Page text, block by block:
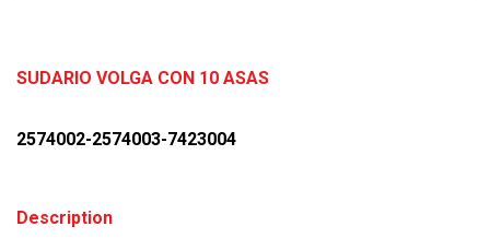
SUDARIO VOLGA CON 10 ASAS
2574002-2574003-7423004
Description